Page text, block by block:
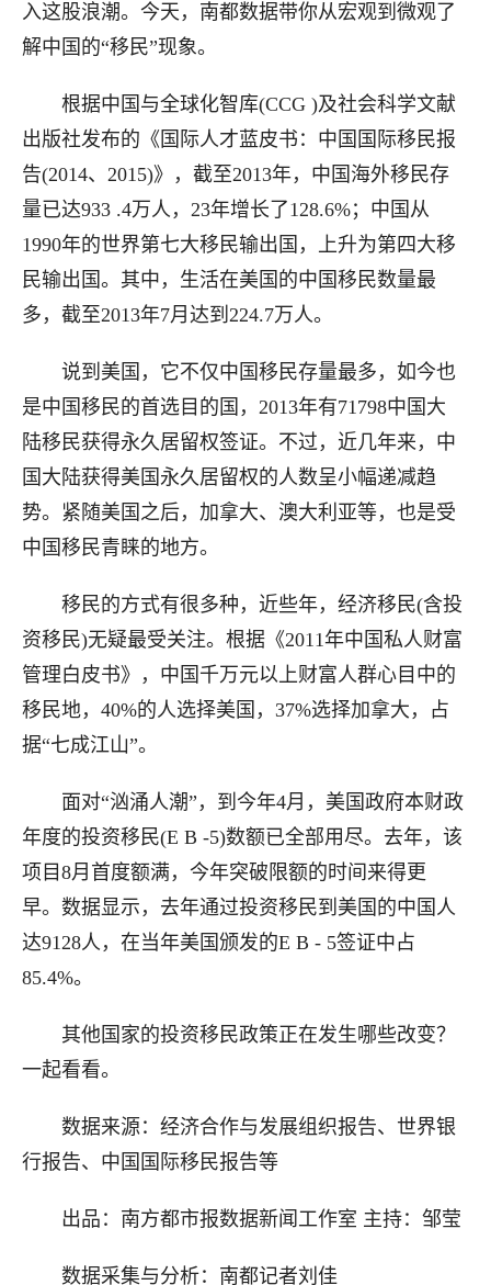
入这股浪潮。今天，南都数据带你从宏观到微观了
解中国的“移民”现象。
根据中国与全球化智库(CCG )及社会科学文献
出版社发布的《国际人才蓝皮书：中国国际移民报
告(2014、2015)》，截至2013年，中国海外移民存
量已达933 .4万人，23年增长了128.6%；中国从
1990年的世界第七大移民输出国，上升为第四大移
民输出国。其中，生活在美国的中国移民数量最
多，截至2013年7月达到224.7万人。
说到美国，它不仅中国移民存量最多，如今也
是中国移民的首选目的国，2013年有71798中国大
陆移民获得永久居留权签证。不过，近几年来，中
国大陆获得美国永久居留权的人数呈小幅递减趋
势。紧随美国之后，加拿大、澳大利亚等，也是受
中国移民青睐的地方。
移民的方式有很多种，近些年，经济移民(含投
资移民)无疑最受关注。根据《2011年中国私人财富
管理白皮书》，中国千万元以上财富人群心目中的
移民地，40%的人选择美国，37%选择加拿大，占
据“七成江山”。
面对“汹涌人潮”，到今年4月，美国政府本财政
年度的投资移民(E B -5)数额已全部用尽。去年，该
项目8月首度额满，今年突破限额的时间来得更
早。数据显示，去年通过投资移民到美国的中国人
达9128人，在当年美国颁发的E B - 5签证中占
85.4%。
其他国家的投资移民政策正在发生哪些改变？
一起看看。
数据来源：经济合作与发展组织报告、世界银
行报告、中国国际移民报告等
出品：南方都市报数据新闻工作室 主持：邹莹
数据采集与分析：南都记者刘佳